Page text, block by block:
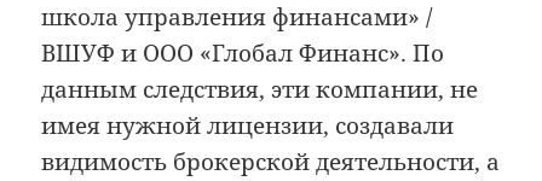
школа управления финансами» /
ВШУФ и ООО «Глобал Финанс». По
данным следствия, эти компании, не
имея нужной лицензии, создавали
видимость брокерской деятельности, а